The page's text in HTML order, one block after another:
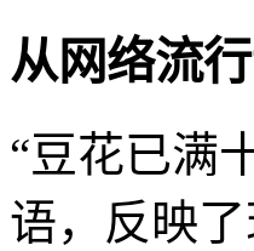
从网络流
“豆花已满
语，反映